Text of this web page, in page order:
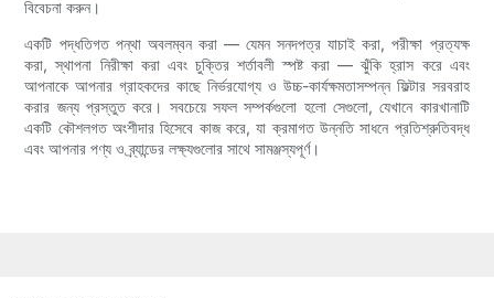
বিবেচনা করুন।
একটি পদ্ধতিগত পন্থা অবলম্বন করা — যেমন সনদপত্র যাচাই করা, পরীক্ষা প্রত্যক্ষ
করা, স্থাপনা নিরীক্ষা করা এবং চুক্তির শর্তাবলী স্পষ্ট করা — ঝুঁকি হ্রাস করে এবং
আপনাকে আপনার গ্রাহকদের কাছে নির্ভরযোগ্য ও উচ্চ-কার্যক্ষমতাসম্পন্ন ফিল্টার সরবরাহ
করার জন্য প্রস্তুত করে। সবচেয়ে সফল সম্পর্কগুলো হলো সেগুলো, যেখানে কারখানাটি
একটি কৌশলগত অংশীদার হিসেবে কাজ করে, যা ক্রমাগত উন্নতি সাধনে প্রতিশ্রুতিবদ্ধ
এবং আপনার পণ্য ও ব্র্যান্ডের লক্ষ্যগুলোর সাথে সামঞ্জস্যপূর্ণ।